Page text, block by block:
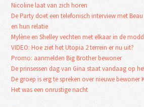
Nicoline laat van zich horen
De Party doet een telefonisch interview met
en hun relatie
Mylène en Shelley vechten met elkaar in de
VIDEO: Hoe ziet het Utopia 2 terrein er nu uit?
Promo: aanmelden Big Brother bewoner
De prinsessen dag van Gina staat vandaag op
De groep is erg te spreken over nieuwe bewoner
Het was een onrustige nacht